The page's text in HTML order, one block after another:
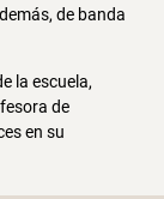
de banda
la escuela,
de
en su